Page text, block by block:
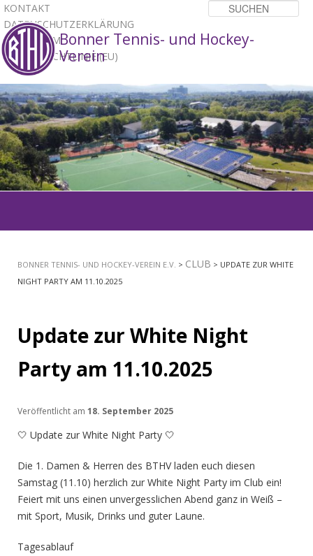
KONTAKT
DATENSCHUTZERKLÄRUNG
IMPRESSUM
COOKIE-RICHTLINIE (EU)
Bonner Tennis- und Hockey-
Verein
1 2 3
INHALT
BONNER TENNIS- UND HOCKEY-VEREIN E.V. > CLUB > UPDATE ZUR WHITE
NIGHT PARTY AM 11.10.2025
Update zur White Night
Party am 11.10.2025
Veröffentlicht am 18. September 2025
🤍 Update zur White Night Party 🤍
Die 1. Damen & Herren des BTHV laden euch diesen
Samstag (11.10) herzlich zur White Night Party im Club ein!
Feiert mit uns einen unvergesslichen Abend ganz in Weiß –
mit Sport, Musik, Drinks und guter Laune.
Tagesablauf